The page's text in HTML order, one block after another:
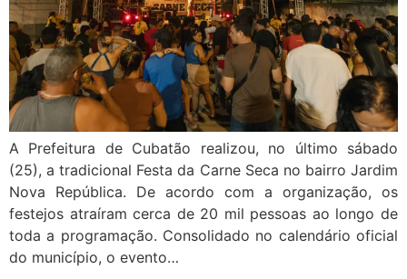
A Prefeitura de Cubatão realizou, no último sábado
(25), a tradicional Festa da Carne Seca no bairro Jardim
Nova República. De acordo com a organização, os
festejos atraíram cerca de 20 mil pessoas ao longo de
toda a programação. Consolidado no calendário oficial
do município, o evento…